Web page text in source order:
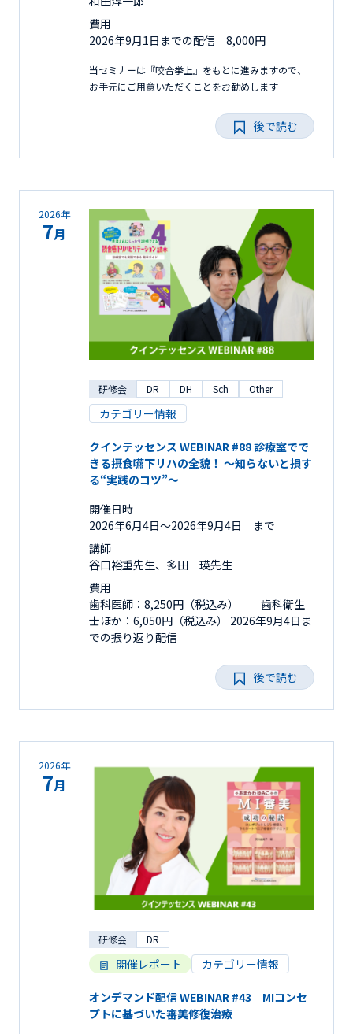
費用
2026年9月1日までの配信 8,000円
当セミナーは『咬合挙上』をもとに進みますので、
お手元にご用意いただくことをお勧めします
後で読む
2026年
7月
研修会 DR DH Sch Other
カテゴリー情報
クインテッセンス WEBINAR #88 診療室でで
きる摂食嚥下リハの全貌！ ～知らないと損す
る“実践のコツ”～
開催日時
2026年6月4日〜2026年9月4日 まで
講師
谷口裕重先生、多田 瑛先生
費用
歯科医師：8,250円（税込み） 歯科衛生
士ほか：6,050円（税込み） 2026年9月4日ま
での振り返り配信
後で読む
2026年
7月
研修会 DR
開催レポート カテゴリー情報
オンデマンド配信 WEBINAR #43 MIコンセ
プトに基づいた審美修復治療